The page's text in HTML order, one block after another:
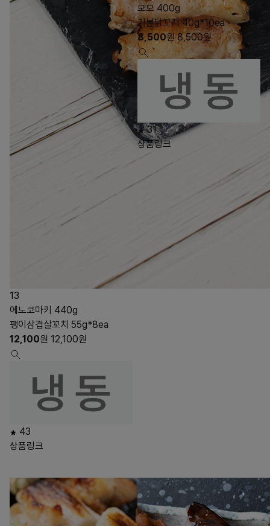
13
에노코마키 440g
팽이삼겹살꼬치 55g*8ea
12,100원 12,100원
43
상품링크
모모 400g
기본닭꼬치 40g*10ea
8,500원 8,500원
31
상품링크